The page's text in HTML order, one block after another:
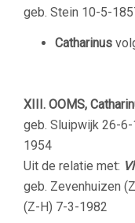
geb. Stein 10-5-
Catharinus
XIII. OOMS,
geb. Sluipwijk 26-
1954
Uit de relatie met:
geb. Zevenhuizen
(Z-H) 7-3-1982